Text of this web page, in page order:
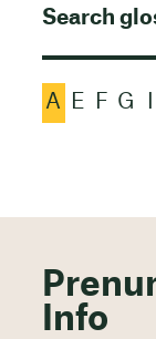
A E F G
Info